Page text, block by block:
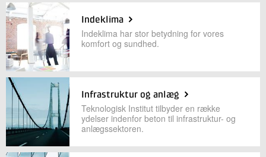
Indeklima
Indeklima har stor betydning for vores
komfort og sundhed.
Infrastruktur og anlæg
Teknologisk Institut tilbyder en række
ydelser indenfor beton til infrastruktur- og
anlægssektoren.